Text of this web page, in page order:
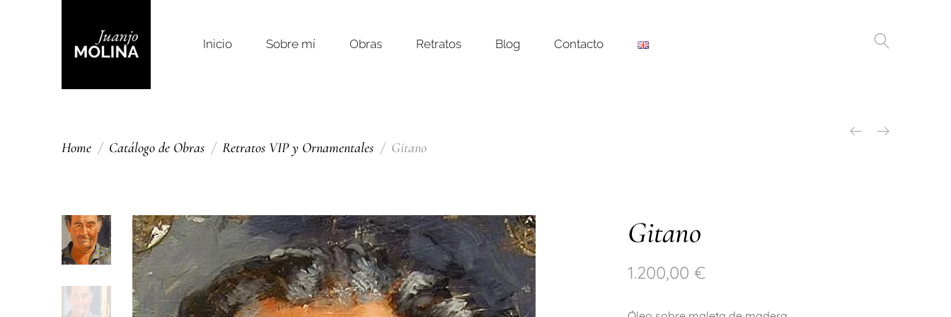
Inicio Sobre mí Obras Retratos Blog Contacto
Home Catálogo de Obras Retratos VIP y Ornamentales Gitano
Gitano
1.200,00 €